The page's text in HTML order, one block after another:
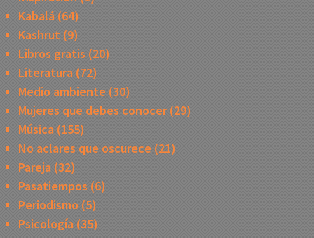
Kabalá(64)
Kashrut (9)
Libros gratis (20)
Literatura(72)
Medio ambiente (30)
Mujeres que debes conocer(29)
Música(155)
No aclares que oscurece (21)
Pareja(32)
Pasatiempos (6)
Periodismo (5)
Psicología(35)